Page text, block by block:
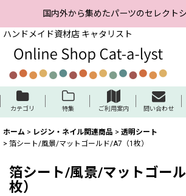
国内外から集めたパーツのセレクト
ハンドメイド資材店 キャタリスト
カテゴリ 特集 ご利用案内 問い合わせ
ホーム > レジン・ネイル関連商品 > 透明シート
> 箔シート/風景/マットゴールド/A7（1枚）
箔シート/風景/マットゴー
枚）